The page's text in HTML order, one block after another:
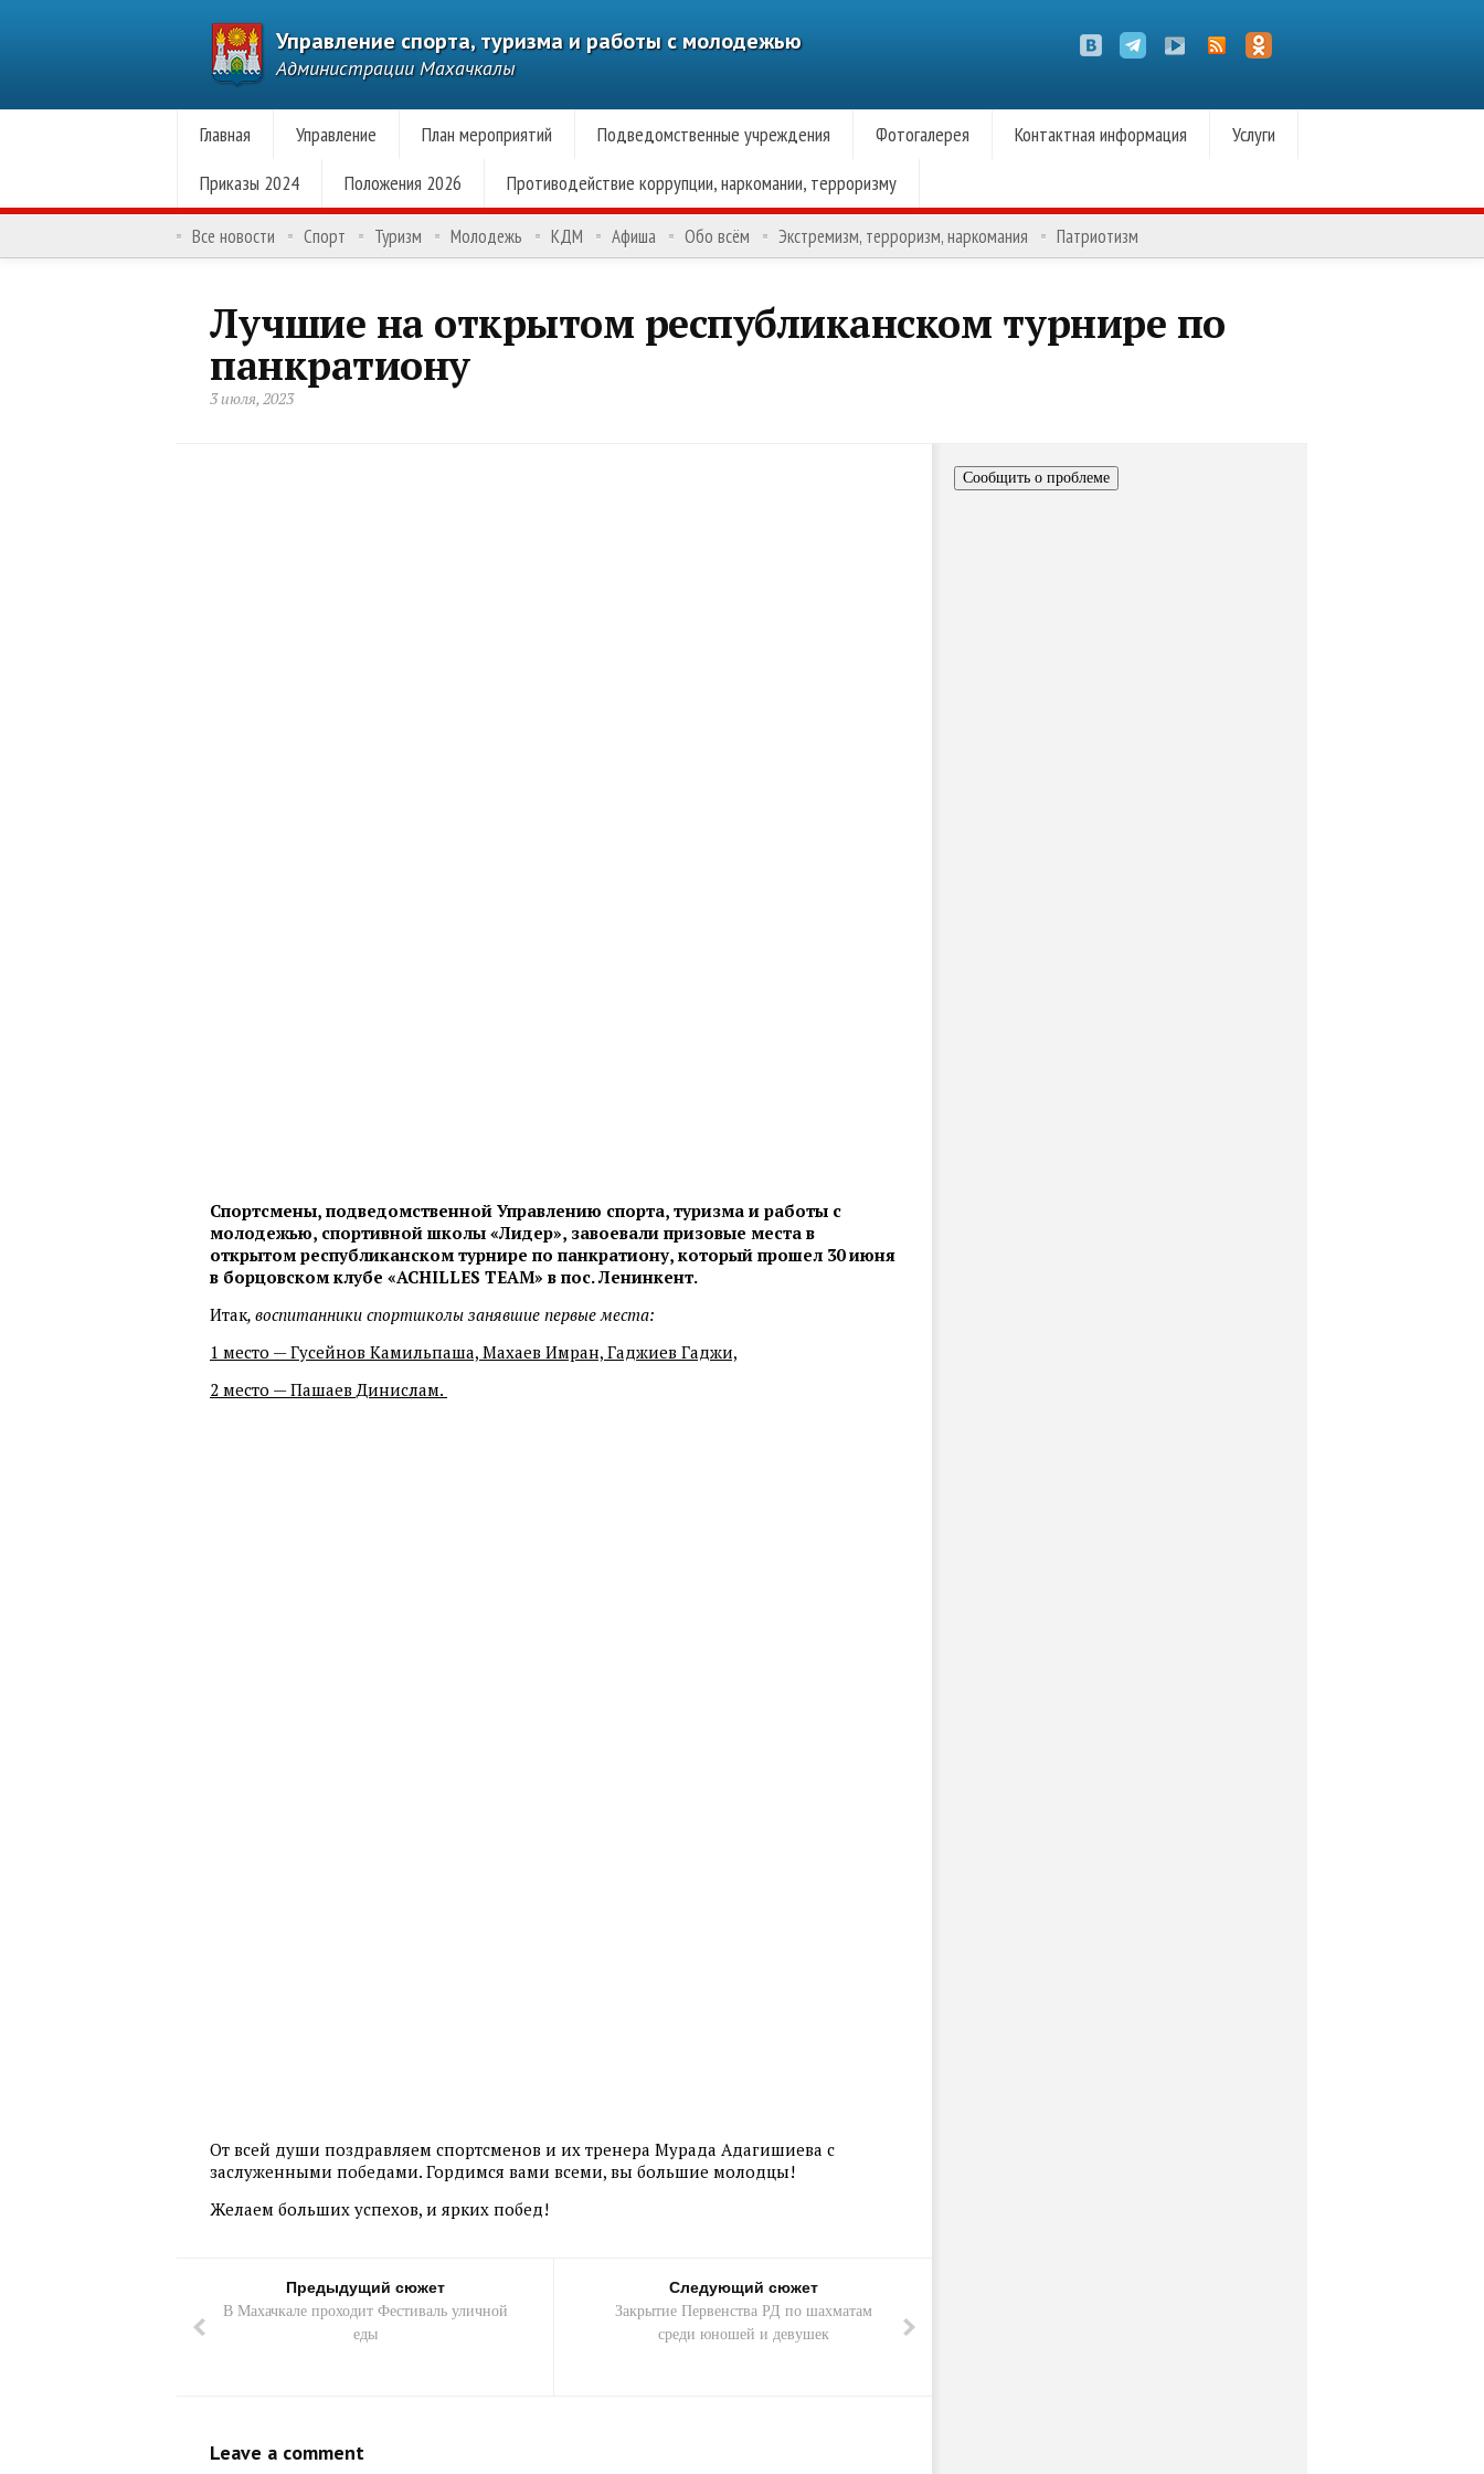
Управление спорта, туризма и работы с молодежью
Администрации Махачкалы
Главная Управление План мероприятий Подведомственные учреждения Фотогалерея Контактная информация
Услуги
Приказы 2024
Положения 2026 Противодействие коррупции, наркомании, терроризму
Все новости Спорт Туризм Молодежь КДМ Афиша Обо всём Экстремизм, терроризм, наркомания Патриотизм
Лучшие на открытом республиканском турнире по
панкратиону
3 июля, 2023
Спортсмены, подведомственной Управлению спорта, туризма и работы с
молодежью, спортивной школы «Лидер», завоевали призовые места в
открытом республиканском турнире по панкратиону, который прошел 30 июня
в борцовском клубе «ACHILLES TEAM» в пос. Ленинкент.
Итак, воспитанники спортшколы занявшие первые места:
1 место — Гусейнов Камильпаша, Махаев Имран, Гаджиев Гаджи,
2 место — Пашаев Динислам.
От всей души поздравляем спортсменов и их тренера Мурада Адагишиева с
заслуженными победами. Гордимся вами всеми, вы большие молодцы!
Желаем больших успехов, и ярких побед!
Предыдущий сюжет
В Махачкале проходит Фестиваль уличной
еды
Следующий сюжет
Закрытие Первенства РД по шахматам
среди юношей и девушек
Leave a comment
Сообщить о проблеме